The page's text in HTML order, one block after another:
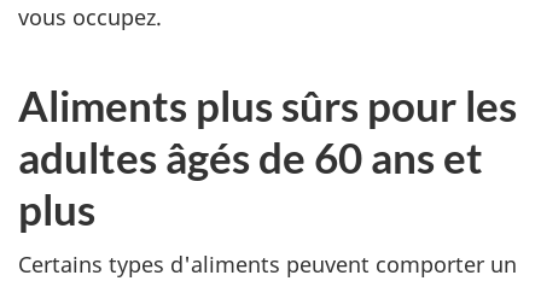
vous occupez.
Aliments plus sûrs pour les
adultes âgés de 60 ans et
plus
Certains types d'aliments peuvent comporter un